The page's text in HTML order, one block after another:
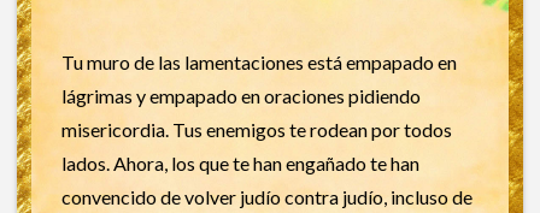
Tu muro de las lamentaciones está empapado en
lágrimas y empapado en oraciones pidiendo
misericordia. Tus enemigos te rodean por todos
lados. Ahora, los que te han engañado te han
convencido de volver judío contra judío, incluso de